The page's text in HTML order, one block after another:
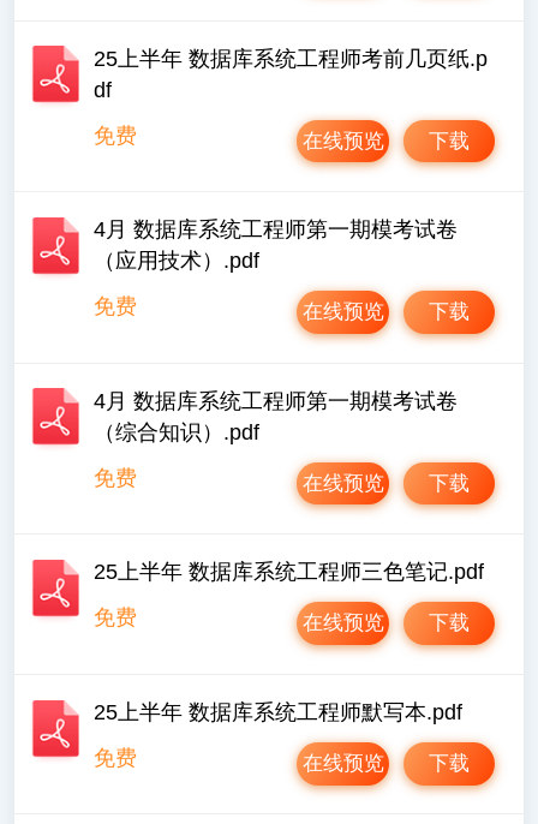
25上半年 数据库系统工程师考前几页纸.p
df
免费
下载
在线预览
4月 数据库系统工程师第一期模考试卷
（应用技术）.pdf
免费
下载
在线预览
4月 数据库系统工程师第一期模考试卷
（综合知识）.pdf
免费
下载
在线预览
25上半年 数据库系统工程师三色笔记.pdf
免费
下载
在线预览
25上半年 数据库系统工程师默写本.pdf
免费
下载
在线预览